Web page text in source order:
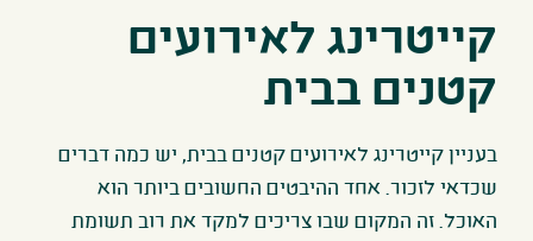
קייטרינג לאירועים
קטנים בבית
בעניין קייטרינג לאירועים קטנים בבית, יש כמה דברים
שכדאי לזכור. אחד ההיבטים החשובים ביותר הוא
האוכל. זה המקום שבו צריכים למקד את רוב תשומת